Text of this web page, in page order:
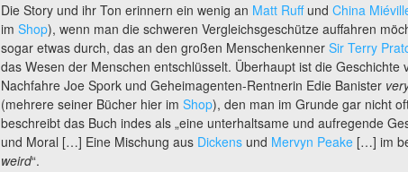
Die Story und ihr Ton erinnern ein wenig an Matt Ruffund China
im Shop), wenn man die schweren Vergleichsgeschütze auffahren
sogar etwas durch, das an den großen Menschenkenner Sir Terry
das Wesen der Menschen entschlüsselt. Überhaupt ist die Geschichte
Nachfahre Joe Spork und Geheimagenten-Rentnerin Edie Banister
(mehrere seiner Bücher hier im Shop), den man im Grunde gar nicht
beschreibt das Buch indes als „eine unterhaltsame und aufregende
und Moral […] Eine Mischung aus Dickensund Mervyn Peake[…] im
weird“.